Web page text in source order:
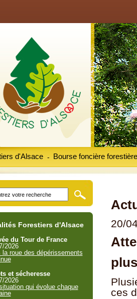
d'Alsace Bourse foncière forestière
-
20/
ces
Forestiers d'Alsace
du Tour de France
2026
la roue des dépérissements
et sécheresse
2026
qui évolue chaque